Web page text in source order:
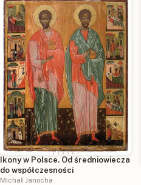
Ikony w Polsce. Od średniowiecza
do współczesności
Michał Janocha